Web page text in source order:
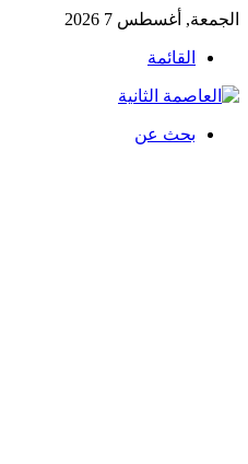
الجمعة, أغسطس 7 2026
القائمة
بحث عن